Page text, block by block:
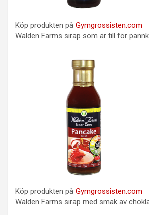
Köp produkten på Gymgrossisten.com
Walden Farms sirap som är till för
Köp produkten på Gymgrossisten.com
Walden Farms sirap med smak av